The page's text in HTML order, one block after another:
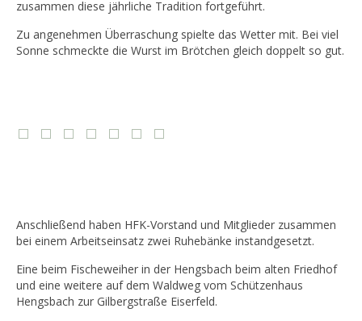
zusammen diese jährliche Tradition fortgeführt.
Zu angenehmen Überraschung spielte das Wetter mit. Bei viel
Sonne schmeckte die Wurst im Brötchen gleich doppelt so gut.
Anschließend haben HFK-Vorstand und Mitglieder zusammen
bei einem Arbeitseinsatz zwei Ruhebänke instandgesetzt.
Eine beim Fischeweiher in der Hengsbach beim alten Friedhof
und eine weitere auf dem Waldweg vom Schützenhaus
Hengsbach zur Gilbergstraße Eiserfeld.